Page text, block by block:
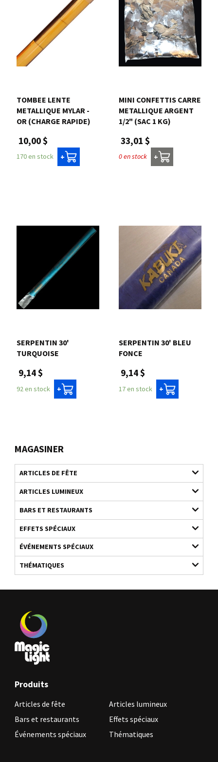
MAGASINER
ARTICLES DE FÊTE
ARTICLES LUMINEUX
BARS ET RESTAURANTS
EFFETS SPÉCIAUX
ÉVÉNEMENTS SPÉCIAUX
THÉMATIQUES
TOMBEE LENTE
METALLIQUE MYLAR -
OR (CHARGE RAPIDE)
10,00 $
170 en stock +
MINI CONFETTIS CARRE
METALLIQUE ARGENT
1/2" (SAC 1 KG)
33,01 $
0 en stock +
SERPENTIN 30'
TURQUOISE
9,14 $
92 en stock +
SERPENTIN 30' BLEU
FONCE
9,14 $
17 en stock +
Produits
Articles de fête
Articles lumineux
Bars et restaurants
Effets spéciaux
Événements spéciaux
Thématiques